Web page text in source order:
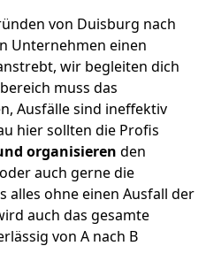
von Duisburg nach
Unternehmen einen
wir begleiten dich
muss das
Ausfälle sind ineffektiv
hier sollten die Profis
organisieren den
oder auch gerne die
alles ohne einen Ausfall der
auch das gesamte
von A nach B